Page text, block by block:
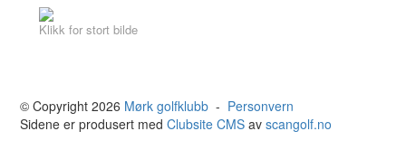
Klikk for stort bilde
© Copyright 2026 Mørk golfklubb - Personvern
Sidene er produsert medClubsite CMS avscangolf.no